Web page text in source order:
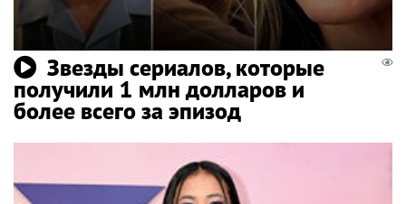
Звезды сериалов, которые
получили 1 млн долларов и
более всего за эпизод